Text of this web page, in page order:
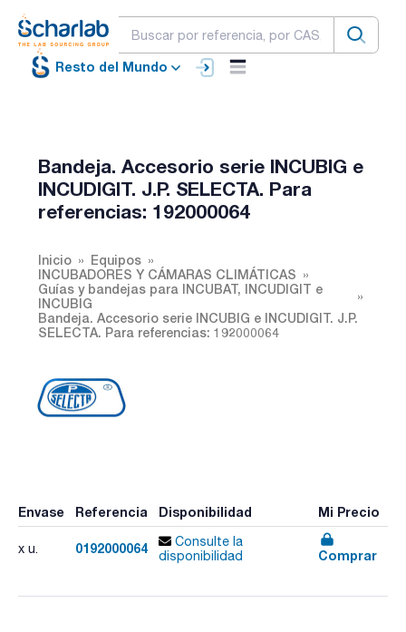
Resto del Mundo
Bandeja. Accesorio serie INCUBIG e
INCUDIGIT. J.P. SELECTA. Para
referencias: 192000064
Inicio
Equipos
INCUBADORES Y CÁMARAS CLIMÁTICAS
Guías y bandejas para INCUBAT, INCUDIGIT e
INCUBIG
Bandeja. Accesorio serie INCUBIG e INCUDIGIT. J.P.
SELECTA. Para referencias: 192000064
Envase Referencia Disponibilidad Mi Precio
x u. 0192000064
Consulte la
disponibilidad
Comprar